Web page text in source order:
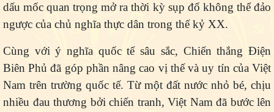
dấu mốc quan trọng mở ra thời kỳ sụp đổ không thể đảo
ngược của chủ nghĩa thực dân trong thế kỷ XX.
Cùng với ý nghĩa quốc tế sâu sắc, Chiến thắng Điện
Biên Phủ đã góp phần nâng cao vị thế và uy tín của Việt
Nam trên trường quốc tế. Từ một đất nước nhỏ bé, chịu
nhiều đau thương bởi chiến tranh, Việt Nam đã bước lên